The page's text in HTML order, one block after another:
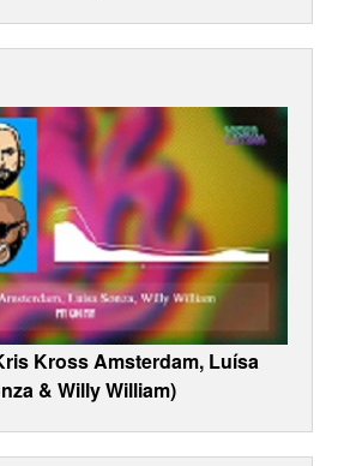
Kross Amsterdam, Luísa
& Willy William)